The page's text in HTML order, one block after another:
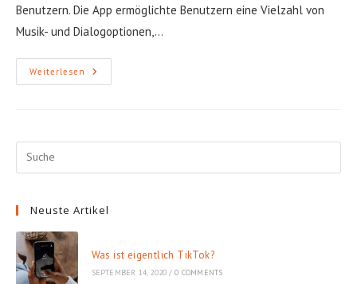
Benutzern. Die App ermöglichte Benutzern eine Vielzahl von
Musik- und Dialogoptionen,…
Weiterlesen Was
Ist
Neuste Artikel
Was ist eigentlich TikTok?
SEPTEMBER 14, 2020 / 0 COMMENTS